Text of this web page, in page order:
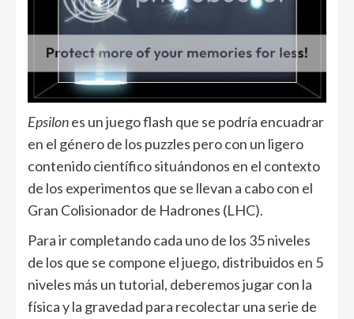
Epsilones un juego flash que se podría encuadrar
en el género de los puzzles pero con un ligero
contenido científico situándonos en el contexto
de los experimentos que se llevan a cabo con el
Gran Colisionador de Hadrones (LHC).
Para ir completando cada uno de los 35 niveles
de los que se compone el juego, distribuidos en 5
niveles más un tutorial, deberemos jugar con la
física y la gravedad para recolectar una serie de